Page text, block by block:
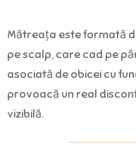
Mătreața este formată
pe scalp, care cad pe
asociată de obicei cu
provoacă un real
vizibilă.